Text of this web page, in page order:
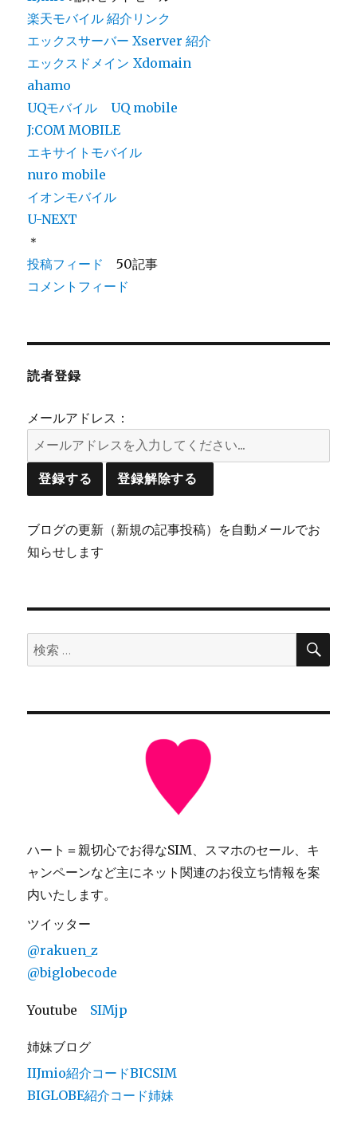
楽天モバイル 紹介リンク
エックスサーバー Xserver 紹介
エックスドメイン Xdomain
ahamo
UQモバイル
UQ mobile
J:COM MOBILE
エキサイトモバイル
nuro mobile
イオンモバイル
U-NEXT
＊
投稿フィード
50記事
コメントフィード
読者登録
メールアドレス：
ブログの更新（新規の記事投稿）を自動メールでお
知らせします
検
索:
検
ハート＝親切心でお得なSIM、スマホのセール、キ
ャンペーンなど主にネット関連のお役立ち情報を案
内いたします。
ツイッター
@rakuen_z
@biglobecode
Youtube SIMjp
姉妹ブログ
IIJmio紹介コードBICSIM
BIGLOBE紹介コード姉妹